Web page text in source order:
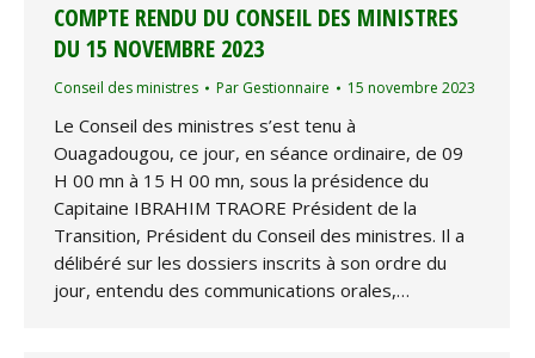
COMPTE RENDU DU CONSEIL DES MINISTRES
DU 15 NOVEMBRE 2023
Conseil des ministres Par Gestionnaire 15 novembre 2023
Le Conseil des ministres s’est tenu à
Ouagadougou, ce jour, en séance ordinaire, de 09
H 00 mn à 15 H 00 mn, sous la présidence du
Capitaine IBRAHIM TRAORE Président de la
Transition, Président du Conseil des ministres. Il a
délibéré sur les dossiers inscrits à son ordre du
jour, entendu des communications orales,…